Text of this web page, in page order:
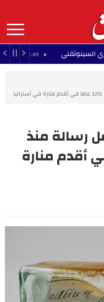
contenu
principal
MAIN
NAVIGATION
23:05 - 2026/08/07
رسالة منذ
عاما في أقدم منارة